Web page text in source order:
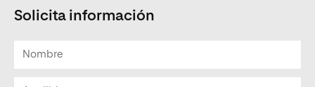
Solicita información